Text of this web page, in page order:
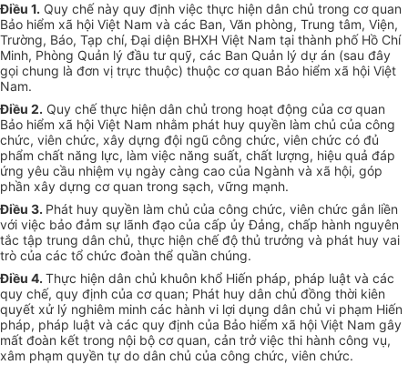
Điều 1. Quy chế này quy định việc thực hiện dân chủ trong cơ quan
Bảo hiểm xã hội Việt Nam và các Ban, Văn phòng, Trung tâm, Viện,
Trường, Báo, Tạp chí, Đại diện BHXH Việt Nam tại thành phố Hồ Chí
Minh, Phòng Quản lý đầu tư quỹ, các Ban Quản lý dự án (sau đây
gọi chung là đơn vị trực thuộc) thuộc cơ quan Bảo hiểm xã hội Việt
Nam.
Điều 2. Quy chế thực hiện dân chủ trong hoạt động của cơ quan
Bảo hiểm xã hội Việt Nam nhằm phát huy quyền làm chủ của công
chức, viên chức, xây dựng đội ngũ công chức, viên chức có đủ
phẩm chất năng lực, làm việc năng suất, chất lượng, hiệu quả đáp
ứng yêu cầu nhiệm vụ ngày càng cao của Ngành và xã hội, góp
phần xây dựng cơ quan trong sạch, vững mạnh.
Điều 3. Phát huy quyền làm chủ của công chức, viên chức gắn liền
với việc bảo đảm sự lãnh đạo của cấp ủy Đảng, chấp hành nguyên
tắc tập trung dân chủ, thực hiện chế độ thủ trưởng và phát huy vai
trò của các tổ chức đoàn thể quần chúng.
Điều 4. Thực hiện dân chủ khuôn khổ Hiến pháp, pháp luật và các
quy chế, quy định của cơ quan; Phát huy dân chủ đồng thời kiên
quyết xử lý nghiêm minh các hành vi lợi dụng dân chủ vi phạm Hiến
pháp, pháp luật và các quy định của Bảo hiểm xã hội Việt Nam gây
mất đoàn kết trong nội bộ cơ quan, cản trở việc thi hành công vụ,
xâm phạm quyền tự do dân chủ của công chức, viên chức.